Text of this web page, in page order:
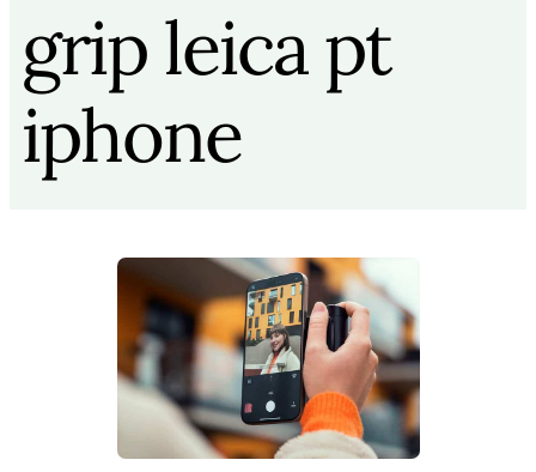
grip leica pt
iphone